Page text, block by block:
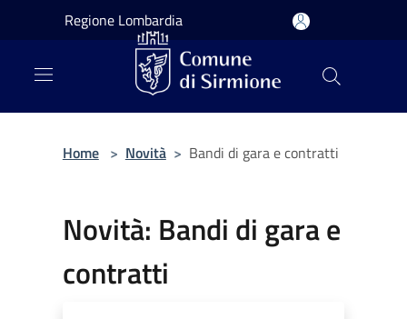
Salta al contenuto principale
Regione Lombardia
Home > Novità > Bandi di gara e contratti
Novità: Bandi di gara e
contratti